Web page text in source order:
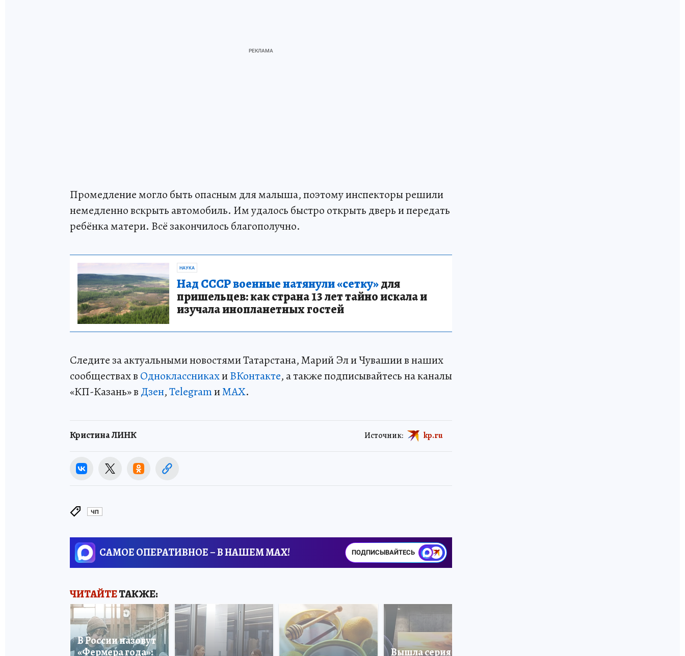
Промедление могло быть опасным для малыша, поэтому инспекторы решили
немедленно вскрыть автомобиль. Им удалось быстро открыть дверь и передать
ребёнка матери. Всё закончилось благополучно.
НАУКА
Над СССР военные натянули «сетку»для
пришельцев: как страна 13 лет тайно искала и
изучала инопланетных гостей
Следите за актуальными новостями Татарстана, Марий Эл и Чувашии в наших
сообществах в ОдноклассникахиВКонтакте, а также подписывайтесь на каналы
«КП-Казань» в Дзен,TelegramиMAX.
Кристина ЛИНК Источник: kp.ru
ЧП
САМОЕ ОПЕРАТИВНОЕ – В НАШЕМ MAX! ПОДПИСЫВАЙТЕСЬ
ЧИТАЙТЕТАКЖЕ:
В России назовут
«Фермера года»:
Вышла серия